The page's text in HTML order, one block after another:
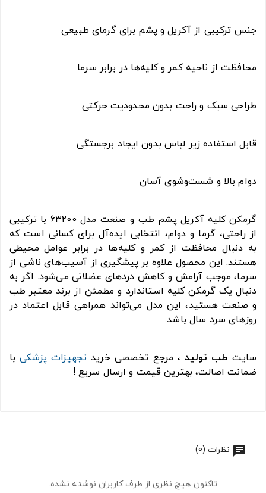
جنس ترکیبی از آکریل و پشم برای گرمای طبیعی
محافظت از ناحیه کمر و کلیه‌ها در برابر سرما
طراحی سبک و راحت بدون محدودیت حرکتی
قابل استفاده زیر لباس بدون ایجاد برجستگی
دوام بالا و شست‌وشوی آسان
گرمکن کلیه آکریل پشم طب و صنعت مدل 63200 با ترکیبی
از راحتی، گرما و دوام، انتخابی ایده‌آل برای کسانی است که
به دنبال محافظت از کمر و کلیه‌ها در برابر عوامل محیطی
هستند. این محصول علاوه بر پیشگیری از آسیب‌های ناشی از
سرما، موجب آرامش و کاهش دردهای عضلانی می‌شود. اگر به
دنبال یک گرمکن کلیه استاندارد و مطمئن از برند معتبر طب
و صنعت هستید، این مدل می‌تواند همراهی قابل اعتماد در
روزهای سرد سال باشد.
سایت طب تولید، مرجع تخصصی خرید تجهیزات پزشکیبا
ضمانت اصالت، بهترین قیمت و ارسال سریع !
نظرات (0)
تاکنون هیچ نظری از طرف کاربران نوشته نشده.